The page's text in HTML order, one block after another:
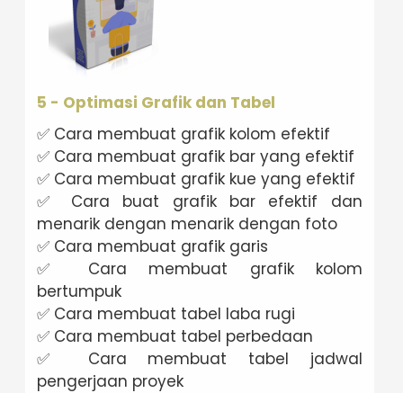
5 - Optimasi Grafik dan Tabel
✅ Cara membuat grafik kolom efektif
✅ Cara membuat grafik bar yang efektif
✅ Cara membuat grafik kue yang efektif
✅ Cara buat grafik bar efektif dan
menarik dengan menarik dengan foto
✅ Cara membuat grafik garis
✅ Cara membuat grafik kolom
bertumpuk
✅ Cara membuat tabel laba rugi
✅ Cara membuat tabel perbedaan
✅ Cara membuat tabel jadwal
pengerjaan proyek